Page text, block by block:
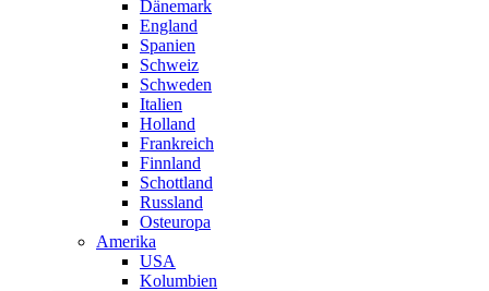
Dänemark
England
Spanien
Schweiz
Schweden
Italien
Holland
Frankreich
Finnland
Schottland
Russland
Osteuropa
Amerika
USA
Kolumbien